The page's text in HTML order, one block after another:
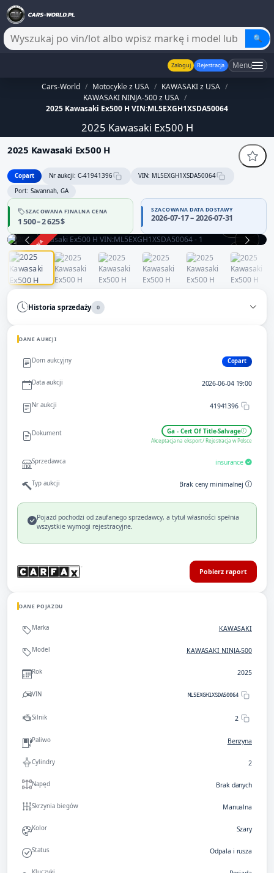
🔍
Zaloguj Rejestracja Menu
Cars-World / Motocykle z USA / KAWASAKI z USA /
KAWASAKI NINJA-500 z USA /
2025 Kawasaki Ex500 H VIN:ML5EXGH1XSDA50064
2025 Kawasaki Ex500 H
2025 Kawasaki Ex500 H
Copart Nr aukcji: C-41941396
VIN: ML5EXGH1XSDA50064
Port: Savannah, GA
SZACOWANA FINALNA CENA
1 500 – 2 625 $
SZACOWANA DATA DOSTAWY
2026-07-17 – 2026-07-31
ZAKOŃCZONA
Historia sprzedaży 0
DANE AUKCJI
Dom aukcyjny Copart
Data aukcji 2026-06-04 19:00
Nr aukcji 41941396
Dokument Ga - Cert Of Title-Salvage
Akceptacja na eksport / Rejestracja w Polsce
Sprzedawca insurance
Typ aukcji Brak ceny minimalnej
Pojazd pochodzi od zaufanego sprzedawcy, a tytuł własności spełnia
wszystkie wymogi rejestracyjne.
Pobierz raport
DANE POJAZDU
Marka KAWASAKI
Model KAWASAKI NINJA-500
Rok 2025
VIN ML5EXGH1XSDA50064
Silnik 2
Paliwo Benzyna
Cylindry 2
Napęd Brak danych
Skrzynia biegów Manualna
Kolor Szary
Status Odpala i rusza